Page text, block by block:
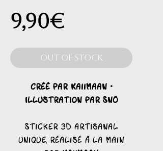
9,90€
Out of Stock
Créé par Kaiimaan ·
Illustration par Snö
Sticker 3D artisanal
unique, réalisé à la main